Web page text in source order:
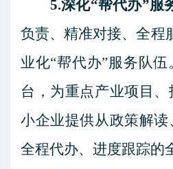
5.深化“帮代办”服
负责、精准对接、全程
业化“帮代办”服务队
台，为重点产业项目
小企业提供从政策解读
全程代办、进度跟踪的